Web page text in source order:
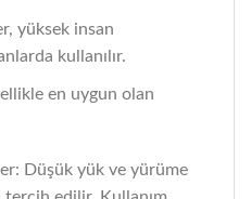
yüksek insan
kullanılır.
en uygun olan
Düşük yük ve yürüme